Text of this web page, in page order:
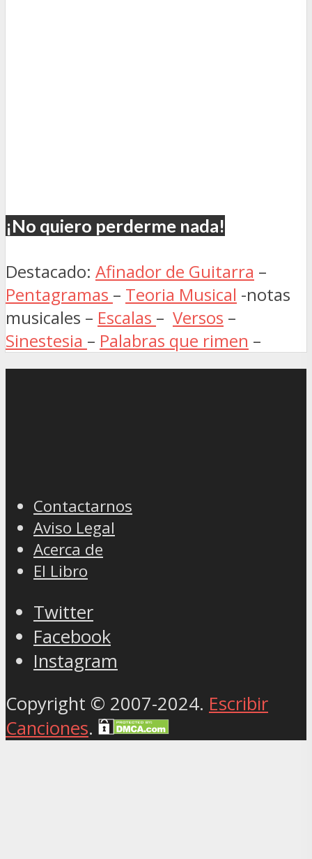
¡No quiero perderme nada!
Destacado: Afinador de Guitarra –
Pentagramas – Teoria Musical -notas
musicales – Escalas – Versos –
Sinestesia – Palabras que rimen –
Contactarnos
Aviso Legal
Acerca de
El Libro
Twitter
Facebook
Instagram
Copyright © 2007-2024. Escribir
Canciones.